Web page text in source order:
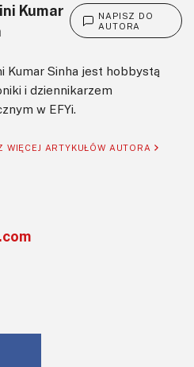
Kumar
NAPISZ DO
AUTORA
Kumar Sinha jest hobbystą
i dziennikarzem
w EFYi.
WIĘCEJ ARTYKUŁÓW AUTORA